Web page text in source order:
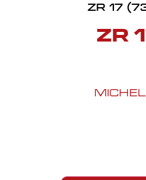
/ 180/55 ZR 17
180/